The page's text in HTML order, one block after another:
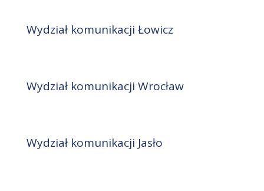
Wydział komunikacji Łowicz
Wydział komunikacji Wrocław
Wydział komunikacji Jasło